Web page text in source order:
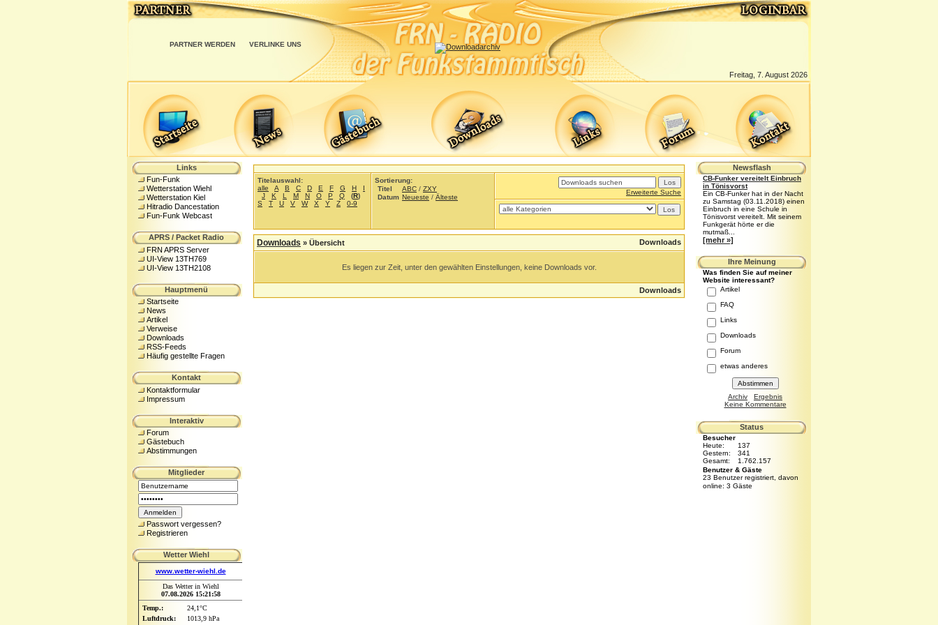
PARTNER WERDEN VERLINKE UNS
Freitag, 7. August 2026
Links
Fun-Funk
Wetterstation Wiehl
Wetterstation Kiel
Hitradio Dancestation
Fun-Funk Webcast
APRS / Packet Radio
FRN APRS Server
UI-View 13TH769
UI-View 13TH2108
Hauptmenü
Startseite
News
Artikel
Verweise
Downloads
RSS-Feeds
Häufig gestellte Fragen
Kontakt
Kontaktformular
Impressum
Interaktiv
Forum
Gästebuch
Abstimmungen
Mitglieder
Passwort vergessen?
Registrieren
Wetter Wiehl
Titelauswahl:
alle
A B C D E F G H
I
J
K L M N O P Q (R)
S
T U V W X Y Z 0-9
Sortierung:
Titel
ABC / ZXY
Datum Neueste / Älteste
Erweiterte Suche
Downloads » Übersicht Downloads
Es liegen zur Zeit, unter den gewählten Einstellungen, keine Downloads vor.
Downloads
Newsflash
CB-Funker vereitelt Einbruch
in Tönisvorst
Ein CB-Funker hat in der Nacht
zu Samstag (03.11.2018) einen
Einbruch in eine Schule in
Tönisvorst vereitelt. Mit seinem
Funkgerät hörte er die
mutmaß...
[mehr »]
Ihre Meinung
Was finden Sie auf meiner
Website interessant?
Artikel
FAQ
Links
Downloads
Forum
etwas anderes
Archiv
Ergebnis
Keine Kommentare
Status
Besucher
Heute:
137
Gestern:
341
Gesamt:
1.762.157
Benutzer & Gäste
23 Benutzer registriert, davon
online: 3 Gäste